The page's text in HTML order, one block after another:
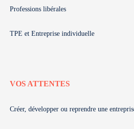
Professions libérales
TPE et Entreprise individuelle
VOS ATTENTES
Créer, développer ou reprendre une